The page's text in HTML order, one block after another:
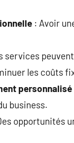
: Avoir
services
les coûts
personnalisé
business.
opportunités